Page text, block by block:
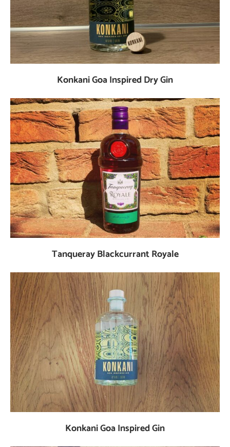
Konkani Goa Inspired Dry Gin
Tanqueray Blackcurrant Royale
Konkani Goa Inspired Gin